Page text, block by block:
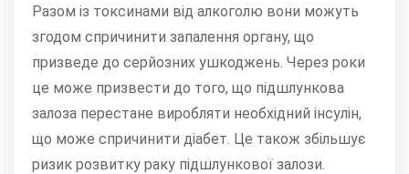
Разом із токсинами від алкоголю вони можуть
згодом спричинити запалення органу, що
призведе до серйозних ушкоджень. Через роки
це може призвести до того, що підшлункова
залоза перестане виробляти необхідний інсулін,
що може спричинити діабет. Це також збільшує
ризик розвитку раку підшлункової залози.